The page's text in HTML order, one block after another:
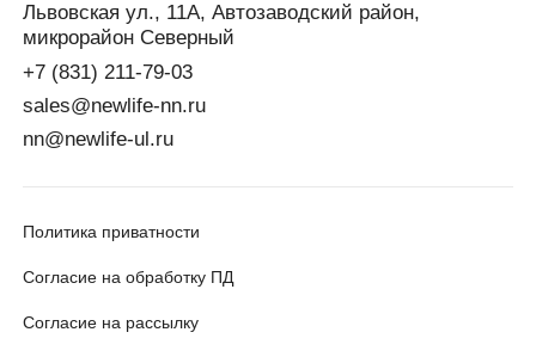
Львовская ул., 11А, Автозаводский район,
микрорайон Северный
+7 (831) 211-79-03
sales@newlife-nn.ru
nn@newlife-ul.ru
Политика приватности
Согласие на обработку ПД
Согласие на рассылку